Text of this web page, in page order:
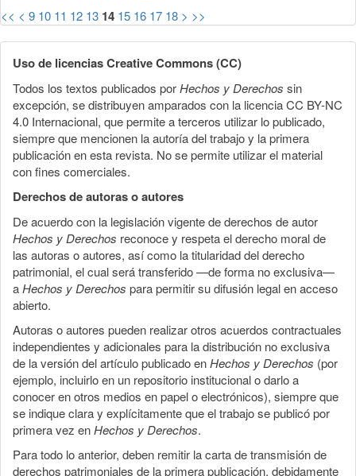
<< < 9 10 11 12 13 14 15 16 17 18 > >>
Uso de licencias Creative Commons (CC)
Todos los textos publicados porHechos y Derechos sin
excepción, se distribuyen amparados con la licencia CC BY-NC
4.0 Internacional, que permite a terceros utilizar lo publicado,
siempre que mencionen la autoría del trabajo y la primera
publicación en esta revista. No se permite utilizar el material
con fines comerciales.
Derechos de autoras o autores
De acuerdo con la legislación vigente de derechos de autor
Hechos y Derechos reconoce y respeta el derecho moral de
las autoras o autores, así como la titularidad del derecho
patrimonial, el cual será transferido —de forma no exclusiva—
aHechos y Derechos para permitir su difusión legal en acceso
abierto.
Autoras o autores pueden realizar otros acuerdos contractuales
independientes y adicionales para la distribución no exclusiva
de la versión del artículo publicado enHechos y Derechos (por
ejemplo, incluirlo en un repositorio institucional o darlo a
conocer en otros medios en papel o electrónicos), siempre que
se indique clara y explícitamente que el trabajo se publicó por
primera vez enHechos y Derechos.
Para todo lo anterior, deben remitir la carta de transmisión de
derechos patrimoniales de la primera publicación, debidamente